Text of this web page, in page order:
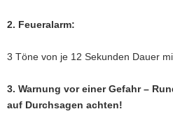
2. Feueralarm:
3 Töne von je 12 Sekunden Dauer
3. Warnung vor einer Gefahr –
auf Durchsagen achten!